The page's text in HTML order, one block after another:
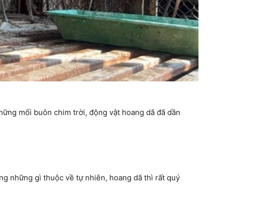
mối buôn chim trời, động vật hoang dã đã dần
những gì thuộc về tự nhiên, hoang dã thì rất quý